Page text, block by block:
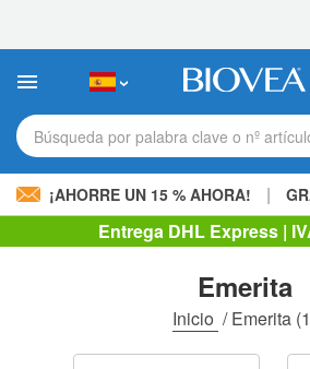
sitio
incluye
sistema
de Búsqueda por palabra clave o nº
¡AHORRE UN 15 % AHORA! |
Entrega DHL Express |
Emerita
Inicio /Emerita